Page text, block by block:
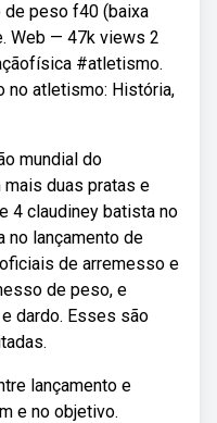
de peso f40 (baixa
Web — 47k views 2
#atletismo.
no atletismo: História,
mundial do
duas pratas e
4 claudiney batista no
no lançamento de
de arremesso e
de peso, e
dardo. Esses são
lançamento e
e no objetivo.